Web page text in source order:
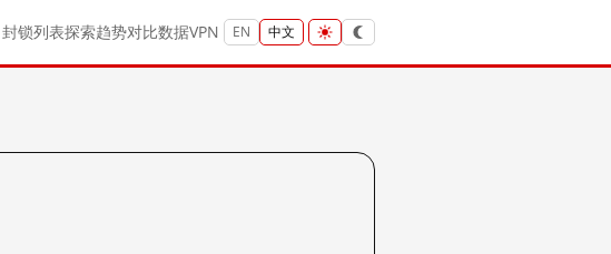
封锁列表探索趋势对比数据VPN EN 中文